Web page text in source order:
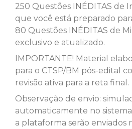
250 Questões INÉDITAS de
que você está preparado
80 Questões INÉDITAS de
exclusivo e atualizado.
IMPORTANTE! Material
para o CTSP/BM pós-edital
revisão ativa para a reta final.
Observação de envio:
automaticamente no
a plataforma serão enviados